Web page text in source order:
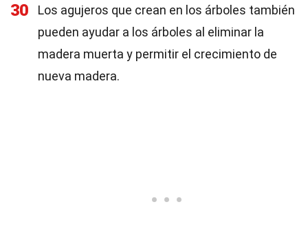
30
Los agujeros que crean en los árboles también
pueden ayudar a los árboles al eliminar la
madera muerta y permitir el crecimiento de
nueva madera.